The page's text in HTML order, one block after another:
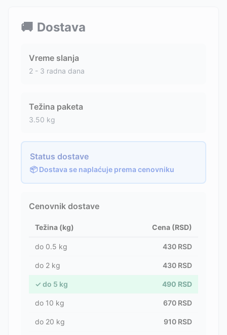
🚚 Dostava
Vreme slanja
2 - 3 radna dana
Težina paketa
3.50 kg
Status dostave
📦 Dostava se naplaćuje prema cenovniku
Cenovnik dostave
Težina (kg) Cena (RSD)
do 0.5 kg 430 RSD
do 2 kg 430 RSD
✓ do 5 kg 490 RSD
do 10 kg 670 RSD
do 20 kg 910 RSD